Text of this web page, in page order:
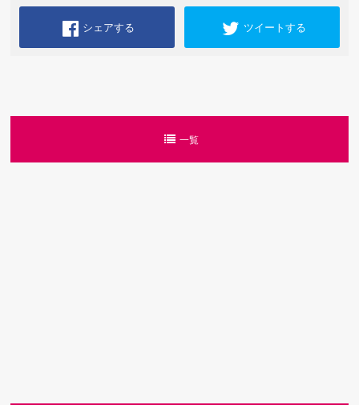
シェアする ツイートする
一覧